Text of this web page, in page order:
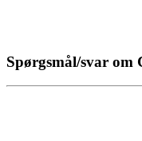
Spørgsmål/svar om